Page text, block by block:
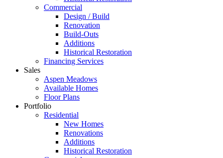
Commercial
Design / Build
Renovation
Build-Outs
Additions
Historical Restoration
Financing Services
Sales
Aspen Meadows
Available Homes
Floor Plans
Portfolio
Residential
New Homes
Renovations
Additions
Historical Restoration